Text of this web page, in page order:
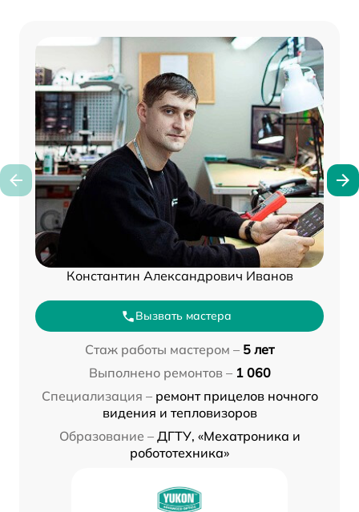
Константин Александрович Иванов
Вызвать мастера
Стаж работы мастером – 5 лет
Выполнено ремонтов – 1 060
Специализация – ремонт прицелов ночного
видения и тепловизоров
Образование – ДГТУ, «Мехатроника и
робототехника»